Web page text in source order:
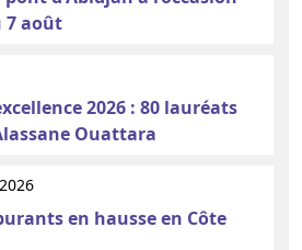
7 août
2026 : 80 lauréats
Ouattara
en hausse en Côte